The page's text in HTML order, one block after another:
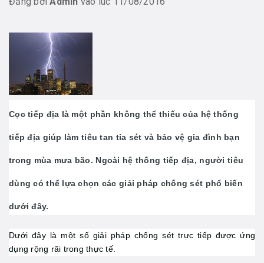
Cọc tiếp địa là một phần không thể thiếu của hệ thống
tiếp địa giúp làm tiêu tan tia sét và bảo vệ gia đình bạn
trong mùa mưa bão. Ngoài hệ thống tiếp địa, người tiêu
dùng có thể lựa chọn các giải pháp chống sét phổ biến
dưới đây.
Dưới đây là một số giải pháp chống sét trực tiếp được ứng
dụng rộng rãi trong thực tế.